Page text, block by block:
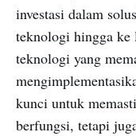
investasi dalam
teknologi hingga
teknologi yang
kunci untuk
berfungsi, tetapi